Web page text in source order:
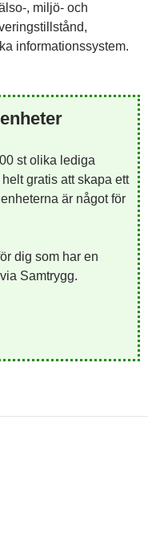
, miljö- och
informationssystem.
st olika lediga
gratis att skapa ett
är något för
dig som har en
Samtrygg.